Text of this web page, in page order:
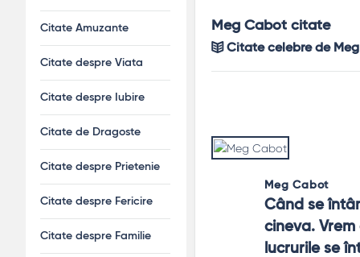
Meg Cabot citate
Citate celebre de
Meg Cabot
Când se
cineva.
lucrurile se
Citate Amuzante
Citate despre Viata
Citate despre Iubire
Citate de Dragoste
Citate despre Prietenie
Citate despre Fericire
Citate despre Familie